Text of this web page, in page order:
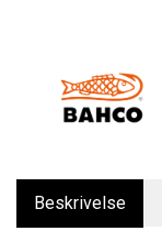
Beskrivelse